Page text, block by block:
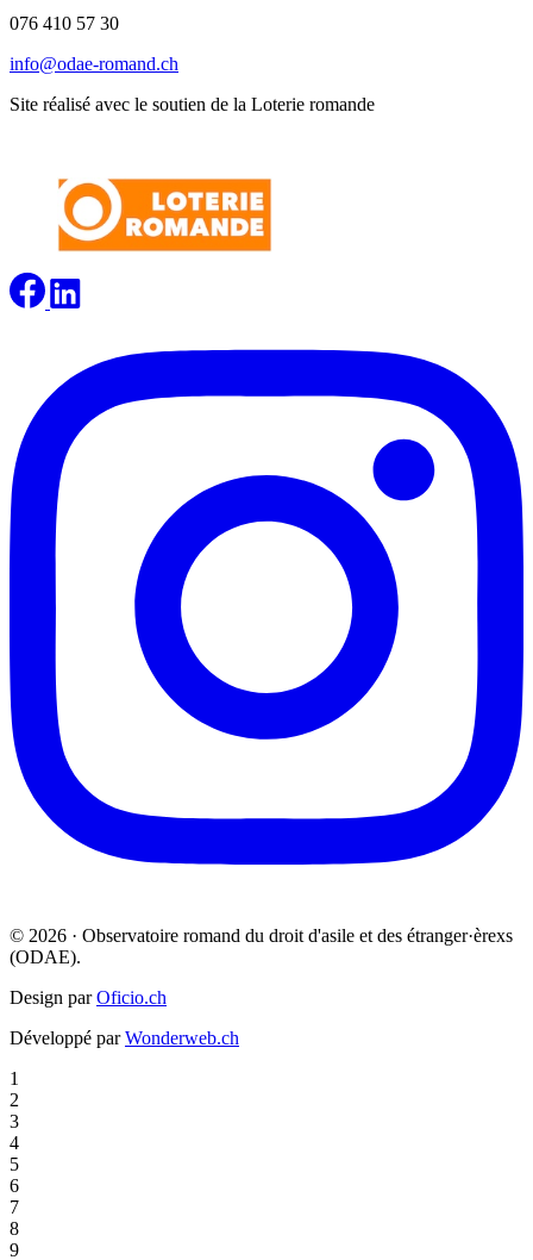
076 410 57 30
info@odae-romand.ch
Site réalisé avec le soutien de la Loterie romande
© 2026 · Observatoire romand du droit d'asile et des étranger·èrexs
(ODAE).
Design parOficio.ch
Développé parWonderweb.ch
1
2
3
4
5
6
7
8
9